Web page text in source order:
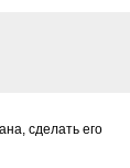
сделать его